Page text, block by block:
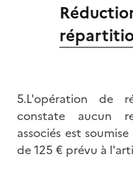
5.L'opération de
constate aucun
associés est
de 125 € prévu à